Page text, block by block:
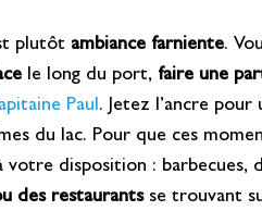
plutôt ambiance farniente.
le long du port, faire une
Paul. Jetez l’ancre pour
du lac. Pour que ces
votre disposition : barbecues,
des restaurantsse trouvant